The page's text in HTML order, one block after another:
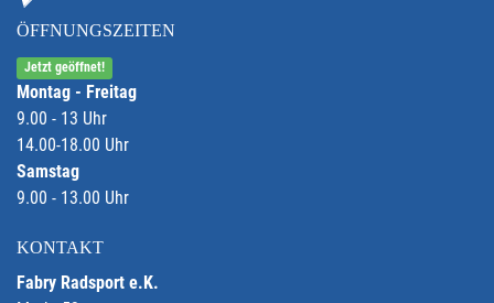
ÖFFNUNGSZEITEN
Jetzt geöffnet!
Montag - Freitag
9.00 - 13 Uhr
14.00-18.00 Uhr
Samstag
9.00 - 13.00 Uhr
KONTAKT
Fabry Radsport e.K.